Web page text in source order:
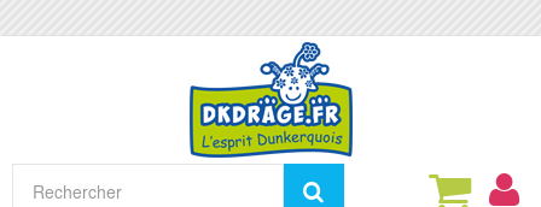
Rechercher